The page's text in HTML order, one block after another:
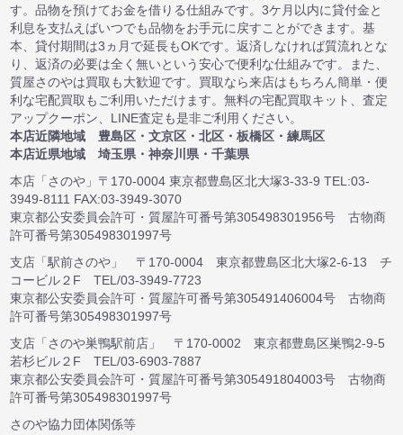
す。品物を預けてお金を借りる仕組みです。3ケ月以内に貸付金と
利息を支払えばいつでも品物をお手元に戻すことができます。基
本、貸付期間は3ヵ月で延長もOKです。返済しなければ質流れとな
り、返済の必要は全く無いという安心で便利な仕組みです。また、
質屋さのやは買取も大歓迎です。買取なら来店はもちろん簡単・便
利な宅配買取もご利用いただけます。無料の宅配買取キット、査定
アップクーポン、LINE査定も是非ご利用ください。
本店近隣地域 豊島区・文京区・北区・板橋区・練馬区
本店近県地域 埼玉県・神奈川県・千葉県
本店「さのや」〒170-0004 東京都豊島区北大塚3-33-9 TEL:03-
3949-8111 FAX:03-3949-3070
東京都公安委員会許可・質屋許可番号第305498301956号 古物商
許可番号第305498301997号
支店「駅前さのや」 〒170-0004 東京都豊島区北大塚2-6-13 チ
コービル２F TEL/03-3949-7723
東京都公安委員会許可・質屋許可番号第305491406004号 古物商
許可番号第305498301997号
支店「さのや巣鴨駅前店」 〒170-0002 東京都豊島区巣鴨2-9-5
若杉ビル２F TEL/03-6903-7887
東京都公安委員会許可・質屋許可番号第305491804003号 古物商
許可番号第305498301997号
さのや協力団体関係等